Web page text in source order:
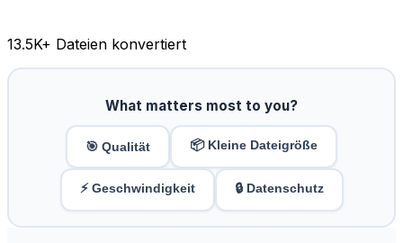
13.5K+ Dateien konvertiert
What matters most to you?
🎯 Qualität 📦 Kleine Dateigröße
⚡ Geschwindigkeit 🔒 Datenschutz